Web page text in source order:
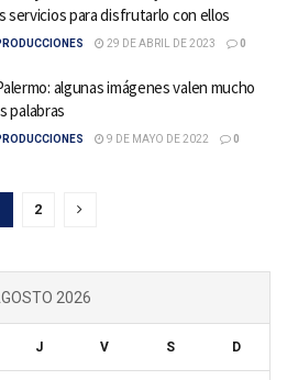
servicios para disfrutarlo con ellos
29 DE ABRIL DE 2023 0
algunas imágenes valen mucho
palabras
9 DE MAYO DE 2022 0
2
2026
J V S D